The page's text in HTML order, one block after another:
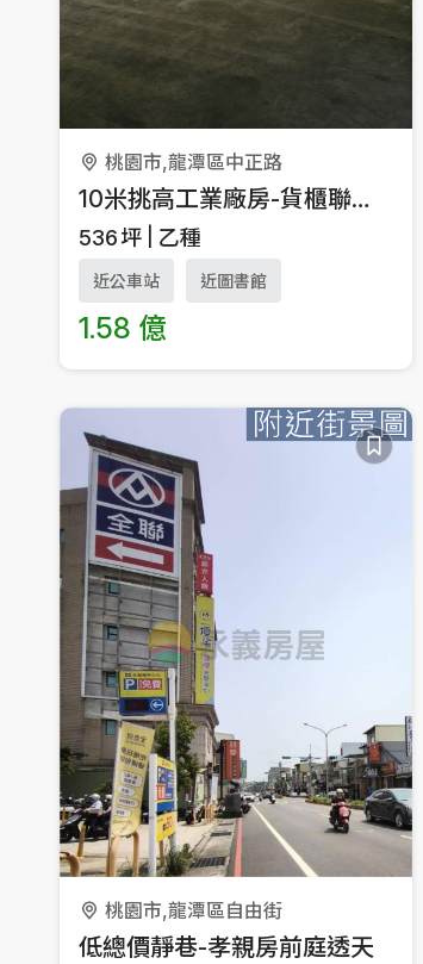
桃園市,龍潭區中正路
10米挑高工業廠房-貨櫃聯結可
536坪 乙種
近公車站 近圖書館
1.58 億
桃園市,龍潭區自由街
低總價靜巷-孝親房前庭透天